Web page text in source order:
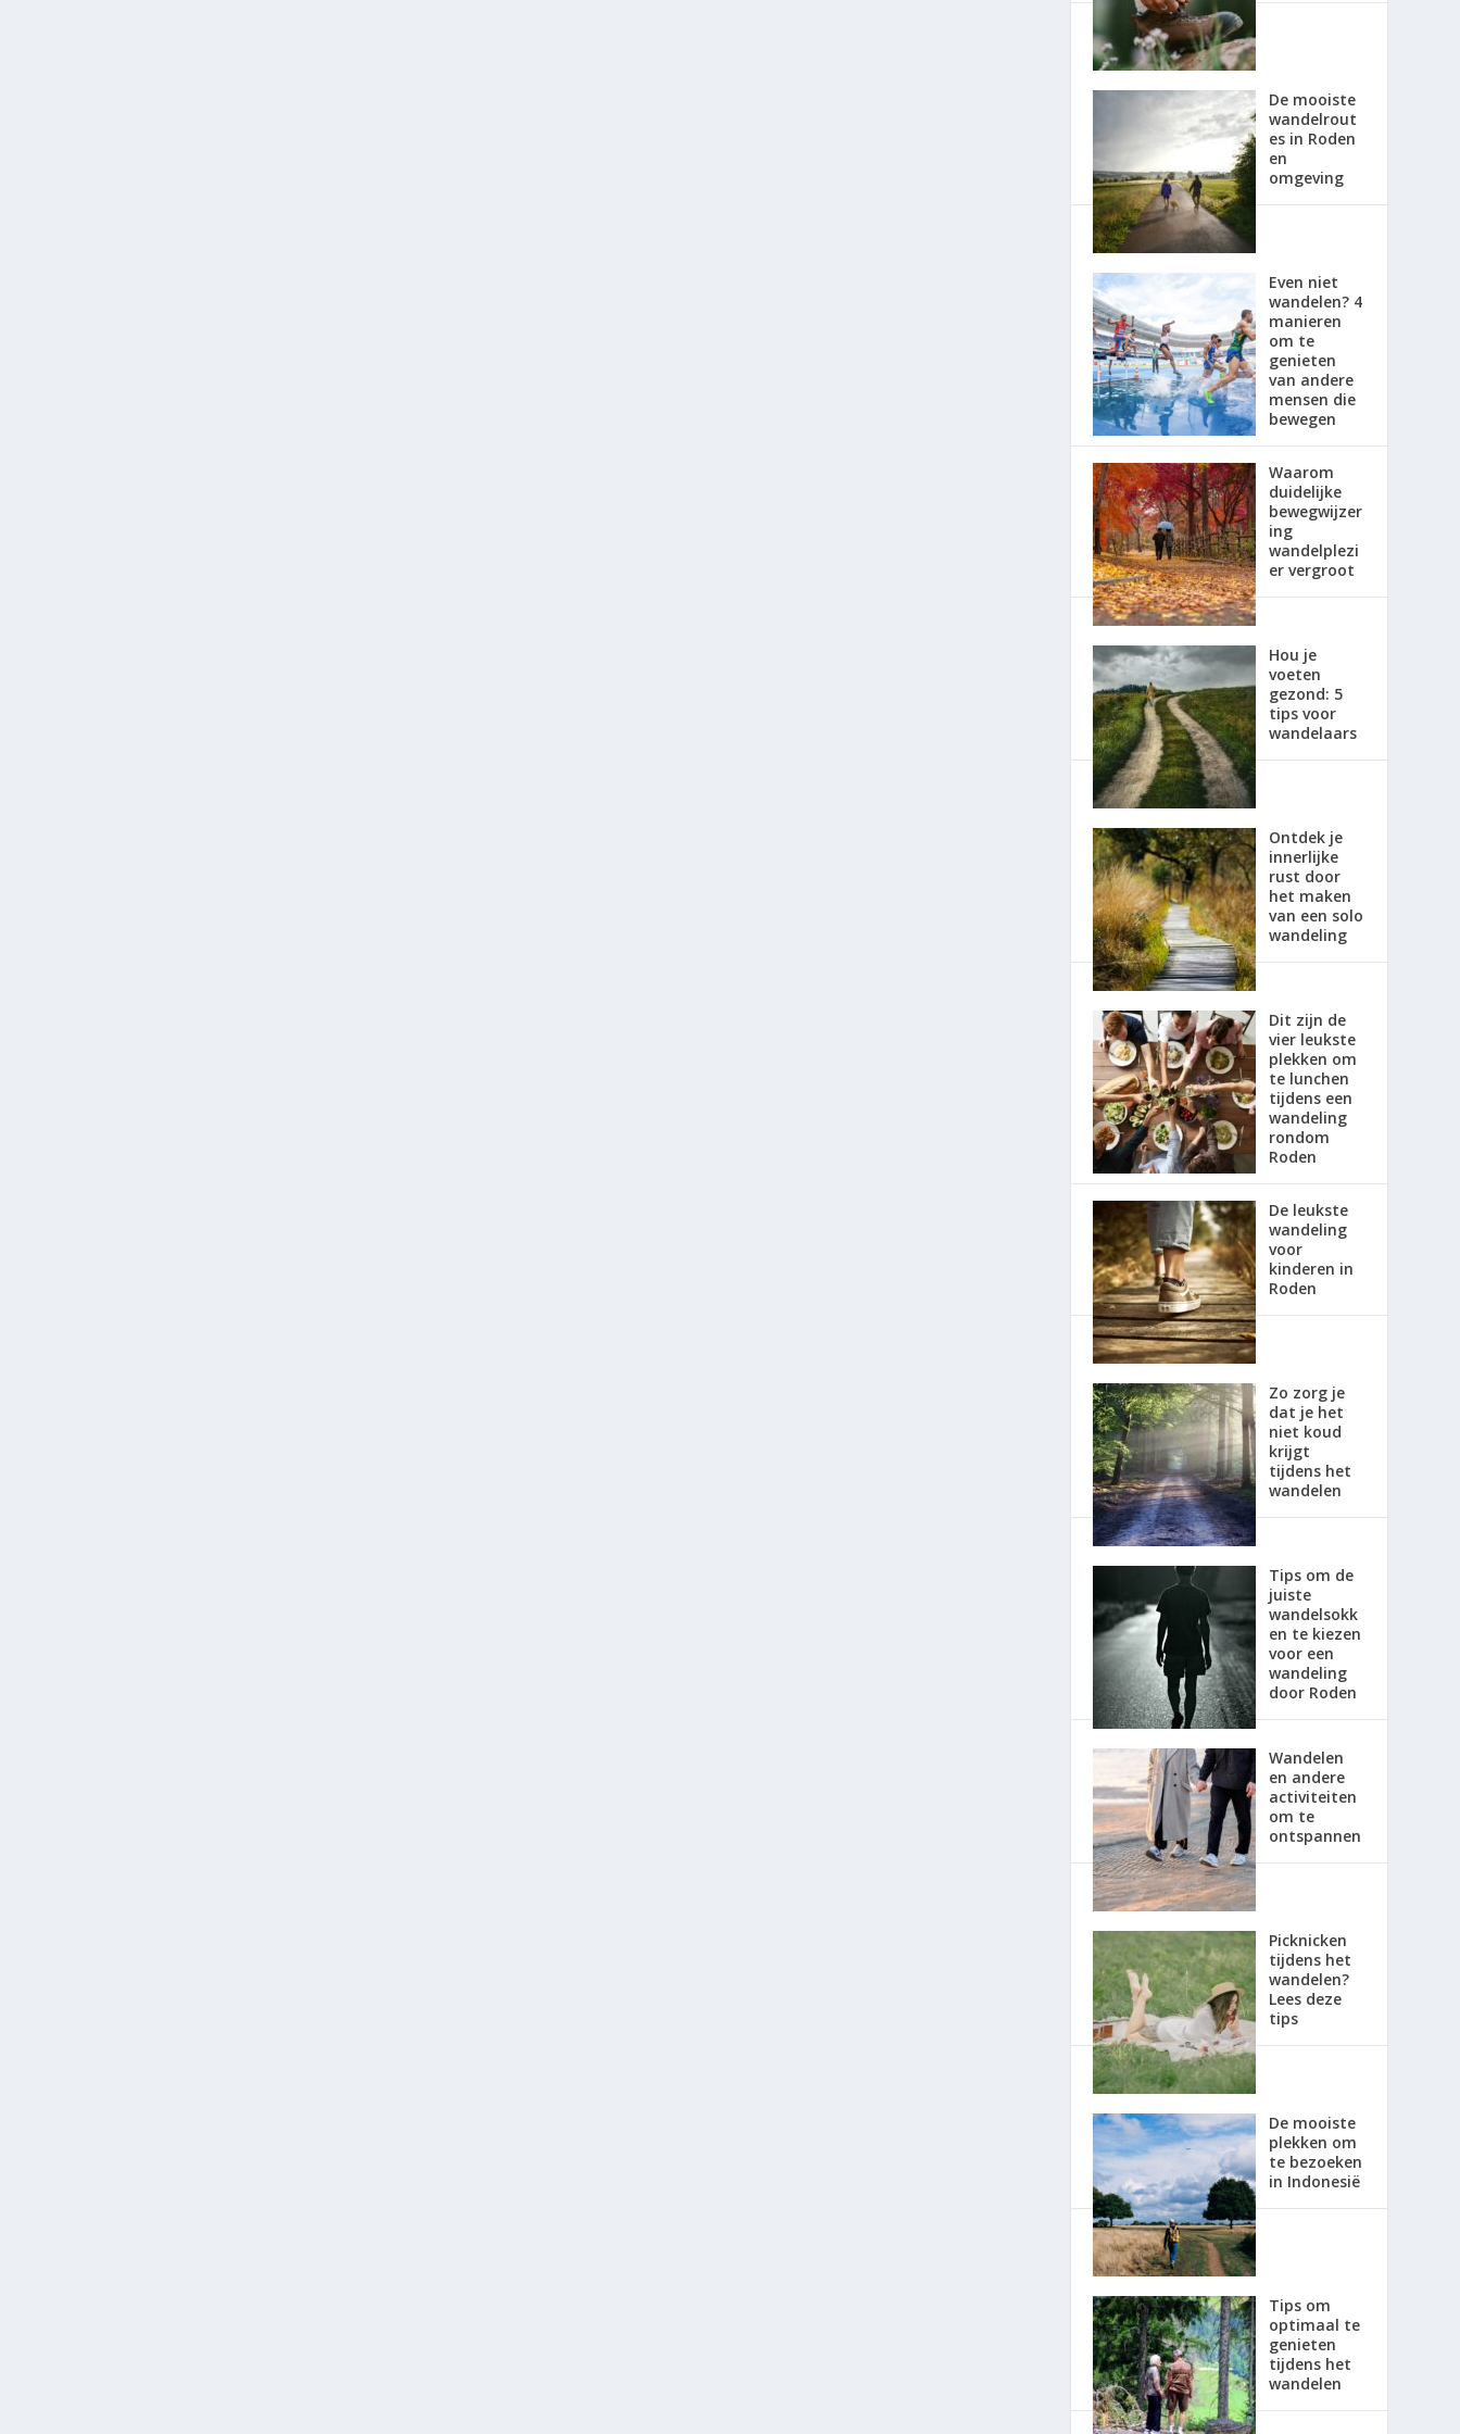
De mooiste
wandelrout
es in Roden
en
omgeving
Even niet
wandelen? 4
manieren
om te
genieten
van andere
mensen die
bewegen
Waarom
duidelijke
bewegwijzer
ing
wandelplezi
er vergroot
Hou je
voeten
gezond: 5
tips voor
wandelaars
Ontdek je
innerlijke
rust door
het maken
van een solo
wandeling
Dit zijn de
vier leukste
plekken om
te lunchen
tijdens een
wandeling
rondom
Roden
De leukste
wandeling
voor
kinderen in
Roden
Zo zorg je
dat je het
niet koud
krijgt
tijdens het
wandelen
Tips om de
juiste
wandelsokk
en te kiezen
voor een
wandeling
door Roden
Wandelen
en andere
activiteiten
om te
ontspannen
Picknicken
tijdens het
wandelen?
Lees deze
tips
De mooiste
plekken om
te bezoeken
in Indonesië
Tips om
optimaal te
genieten
tijdens het
wandelen